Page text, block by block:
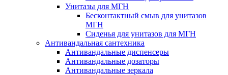
Унитазы для МГН
Бесконтактный смыв для унитазов
МГН
Сиденья для унитазов для МГН
Антивандальная сантехника
Антивандальные диспенсеры
Антивандальные дозаторы
Антивандальные зеркала